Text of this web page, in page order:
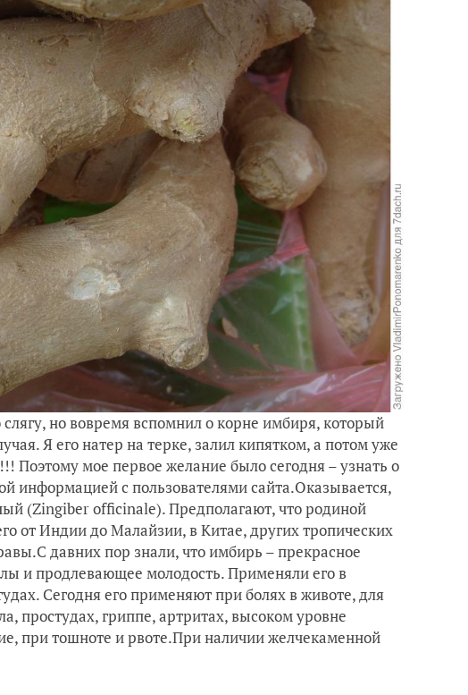
но вовремя вспомнил о корне имбиря, который
Я его натер на терке, залил кипятком, а потом уже
мое первое желание было сегодня – узнать о
информацией с пользователями сайта.Оказывается,
(Zingiber officinale). Предполагают, что родиной
от Индии до Малайзии, в Китае, других тропических
давних пор знали, что имбирь – прекрасное
и продлевающее молодость. Применяли его в
Сегодня его применяют при болях в животе, для
простудах, гриппе, артритах, высоком уровне
при тошноте и рвоте.При наличии желчекаменной